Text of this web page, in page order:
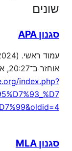
שונים
סגנון APA
עמוד ראשי. (2024, דצמבר 18).
אוחזר ב־20:27, אוגוסט 10, 2026 מתוך
index.php?
סגנון MLA